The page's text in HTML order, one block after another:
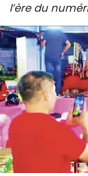
l’ère du